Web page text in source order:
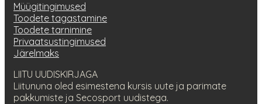
Müügitingimused
Toodete tagastamine
Toodete tarnimine
Privaatsustingimused
Järelmaks
LIITU UUDISKIRJAGA
Liitununa oled esimestena kursis uute ja parimate
pakkumiste ja Secosport uudistega.